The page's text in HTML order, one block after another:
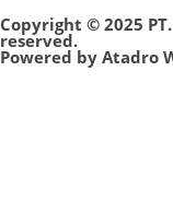
Copyright © 2025
reserved.
Powered by Atadro